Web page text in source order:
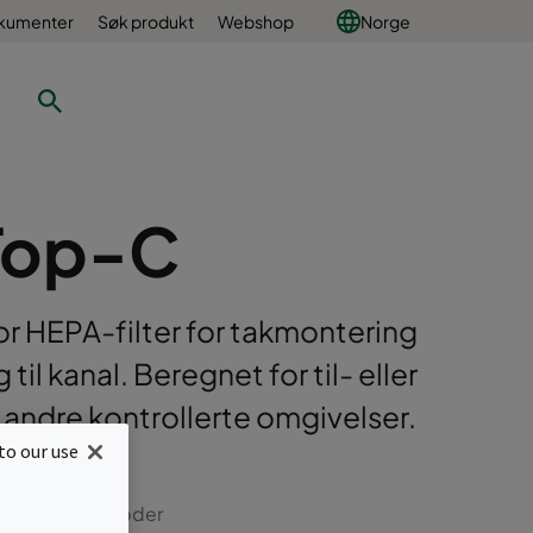
Søk produkt Webshop Norge
C
HEPA-filter for takmontering
kanal. Beregnet for til- eller
kontrollerte omgivelser.
filterdybder
our use